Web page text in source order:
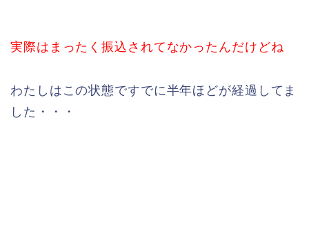
実際はまったく振込されてなかったんだけどね
わたしはこの状態ですでに半年ほどが経過してま
した・・・